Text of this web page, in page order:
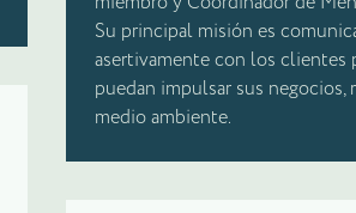
Su principal misión es
asertivamente con los clientes
puedan impulsar sus negocios,
medio ambiente.